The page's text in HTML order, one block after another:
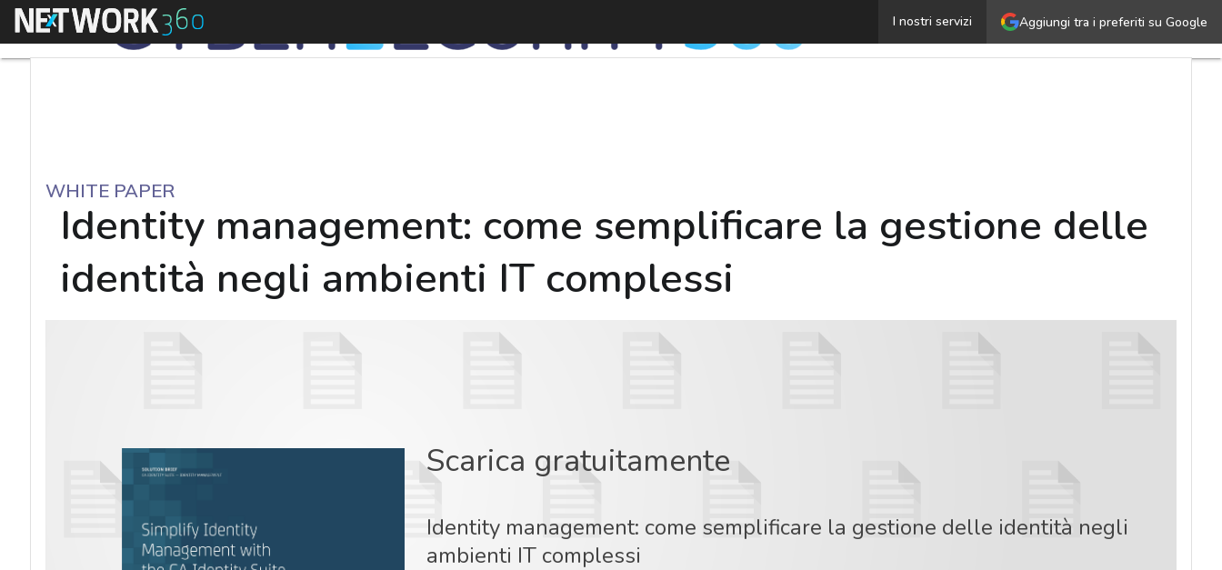
Aggiungi tra i preferiti su Google
I nostri servizi
Menu Identity management: come semplificare la gestione
WHITE PAPER
Identity management: come semplificare la gestione delle
identità negli ambienti IT complessi
Scarica gratuitamente
Identity management: come semplificare la gestione delle identità negli
ambienti IT complessi